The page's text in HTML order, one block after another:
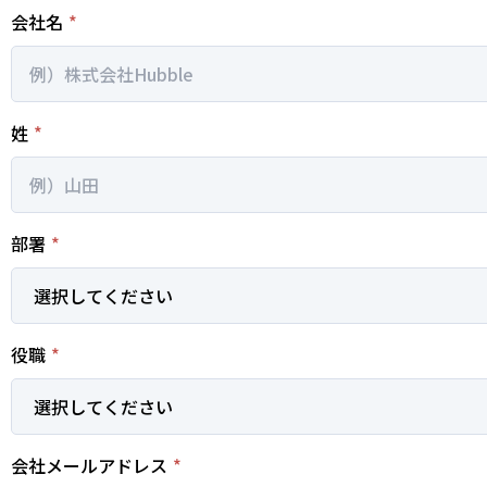
会社名 *
姓 *
部署 *
役職 *
会社メールアドレス *